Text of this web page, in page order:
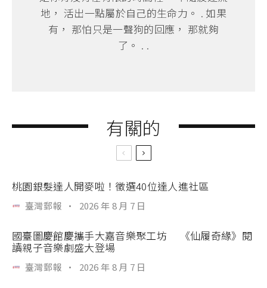
地， 活出一點屬於自己的生命力。 . 如果
有， 那怕只是一聲狗的回應， 那就夠
了。 . .
有關的
桃園銀髮達人開麥啦！徵選40位達人進社區
臺灣郵報 · 2026 年 8 月 7 日
國臺圖慶館慶攜手大嘉音樂聚工坊 《仙履奇緣》閱
讀親子音樂劇盛大登場
臺灣郵報 · 2026 年 8 月 7 日